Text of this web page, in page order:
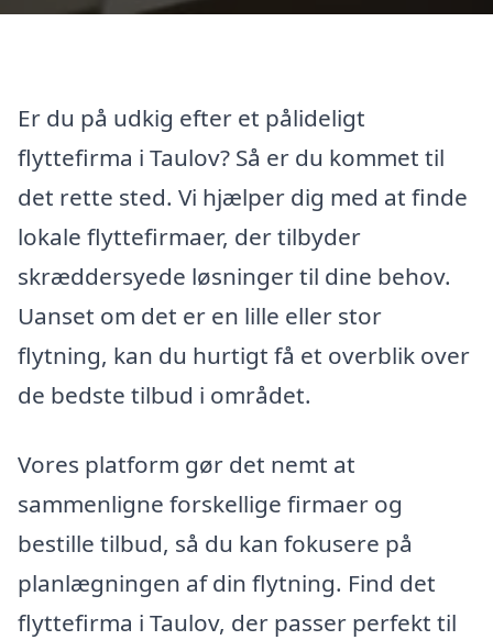
Er du på udkig efter et pålideligt
flyttefirma i Taulov? Så er du kommet til
det rette sted. Vi hjælper dig med at finde
lokale flyttefirmaer, der tilbyder
skræddersyede løsninger til dine behov.
Uanset om det er en lille eller stor
flytning, kan du hurtigt få et overblik over
de bedste tilbud i området.
Vores platform gør det nemt at
sammenligne forskellige firmaer og
bestille tilbud, så du kan fokusere på
planlægningen af din flytning. Find det
flyttefirma i Taulov, der passer perfekt til